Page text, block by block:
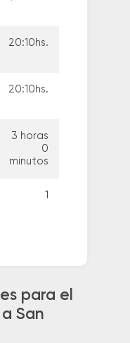
20:10hs.
20:10hs.
3 horas
0
minutos
1
para el
San